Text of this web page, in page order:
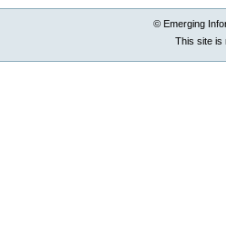
© Emerging
This site is